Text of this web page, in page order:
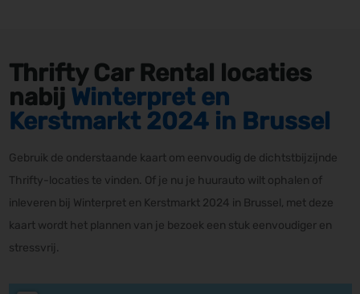
Thrifty Car Rental locaties
nabij Winterpret en
Kerstmarkt 2024 in Brussel
Gebruik de onderstaande kaart om eenvoudig de dichtstbijzijnde
Thrifty-locaties te vinden. Of je nu je huurauto wilt ophalen of
inleveren bij Winterpret en Kerstmarkt 2024 in Brussel, met deze
kaart wordt het plannen van je bezoek een stuk eenvoudiger en
stressvrij.